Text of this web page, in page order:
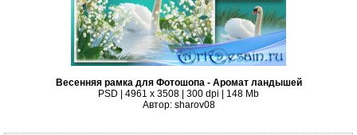
Весенняя рамка для Фотошопа - Аромат ландышей
PSD | 4961 х 3508 | 300 dpi | 148 Mb
Автор: sharov08